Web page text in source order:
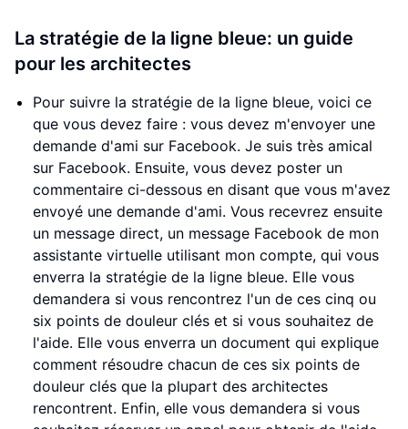
La stratégie de la ligne bleue: un guide
pour les architectes
Pour suivre la stratégie de la ligne bleue, voici ce
que vous devez faire : vous devez m'envoyer une
demande d'ami sur Facebook. Je suis très amical
sur Facebook. Ensuite, vous devez poster un
commentaire ci-dessous en disant que vous m'avez
envoyé une demande d'ami. Vous recevrez ensuite
un message direct, un message Facebook de mon
assistante virtuelle utilisant mon compte, qui vous
enverra la stratégie de la ligne bleue. Elle vous
demandera si vous rencontrez l'un de ces cinq ou
six points de douleur clés et si vous souhaitez de
l'aide. Elle vous enverra un document qui explique
comment résoudre chacun de ces six points de
douleur clés que la plupart des architectes
rencontrent. Enfin, elle vous demandera si vous